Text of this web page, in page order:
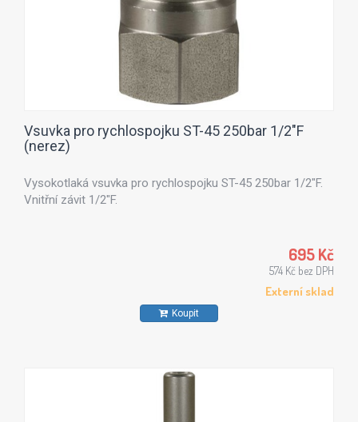
Vsuvka pro rychlospojku ST-45 250bar 1/2"F
(nerez)
Vysokotlaká vsuvka pro rychlospojku ST-45 250bar 1/2"F.
Vnitřní závit 1/2"F.
695 Kč
574 Kč bez DPH
Externí sklad
Koupit